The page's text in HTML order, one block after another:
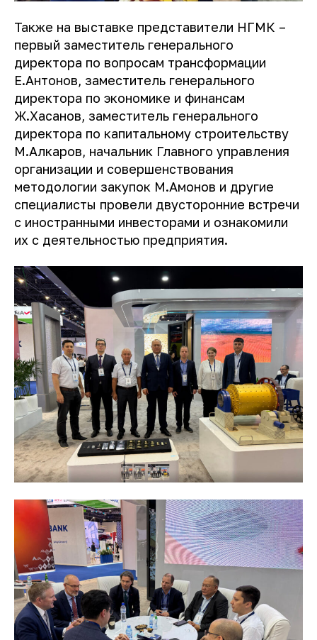
Также на выставке представители НГМК –
первый заместитель генерального
директора по вопросам трансформации
Е.Антонов, заместитель генерального
директора по экономике и финансам
Ж.Хасанов, заместитель генерального
директора по капитальному строительству
М.Алкаров, начальник Главного управления
организации и совершенствования
методологии закупок М.Амонов и другие
специалисты провели двусторонние встречи
с иностранными инвесторами и ознакомили
их с деятельностью предприятия.